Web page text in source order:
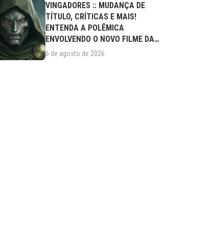
VINGADORES :: MUDANÇA DE
TÍTULO, CRÍTICAS E MAIS!
ENTENDA A POLÊMICA
ENVOLVENDO O NOVO FILME DA
MARVEL
6 de agosto de 2026